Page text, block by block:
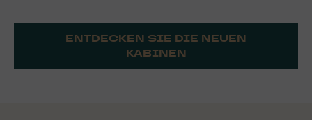
ENTDECKEN SIE DIE NEUEN
KABINEN